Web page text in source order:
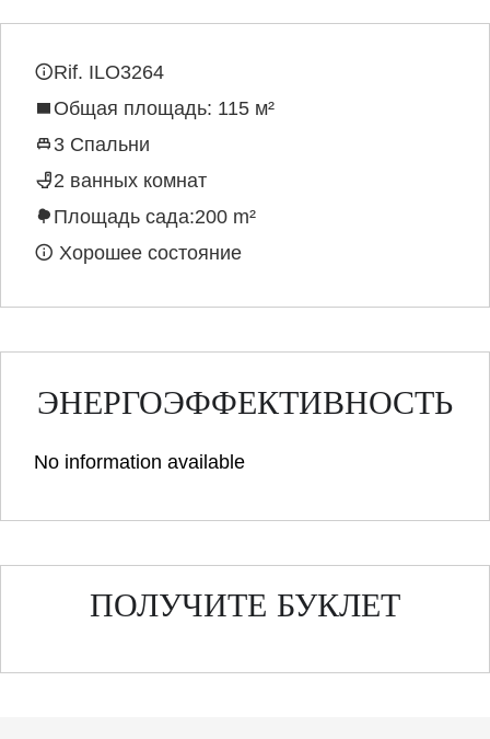
Rif. ILO3264
Общая площадь: 115 м²
3 Спальни
2 ванных комнат
Площадь сада:200 m²
Хорошее состояние
ЭНЕРГОЭФФЕКТИВНОСТЬ
No information available
ПОЛУЧИТЕ БУКЛЕТ